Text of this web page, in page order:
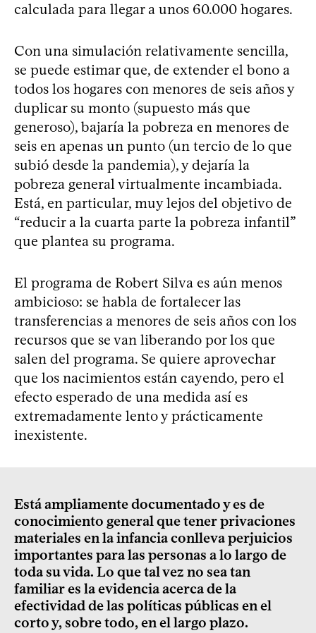
calculada para llegar a unos 60.000 hogares.
Con una simulación relativamente sencilla,
se puede estimar que, de extender el bono a
todos los hogares con menores de seis años y
duplicar su monto (supuesto más que
generoso), bajaría la pobreza en menores de
seis en apenas un punto (un tercio de lo que
subió desde la pandemia), y dejaría la
pobreza general virtualmente incambiada.
Está, en particular, muy lejos del objetivo de
“reducir a la cuarta parte la pobreza infantil”
que plantea su programa.
El programa de Robert Silva es aún menos
ambicioso: se habla de fortalecer las
transferencias a menores de seis años con los
recursos que se van liberando por los que
salen del programa. Se quiere aprovechar
que los nacimientos están cayendo, pero el
efecto esperado de una medida así es
extremadamente lento y prácticamente
inexistente.
Está ampliamente documentado y es de
conocimiento general que tener privaciones
materiales en la infancia conlleva perjuicios
importantes para las personas a lo largo de
toda su vida. Lo que tal vez no sea tan
familiar es la evidencia acerca de la
efectividad de las políticas públicas en el
corto y, sobre todo, en el largo plazo.